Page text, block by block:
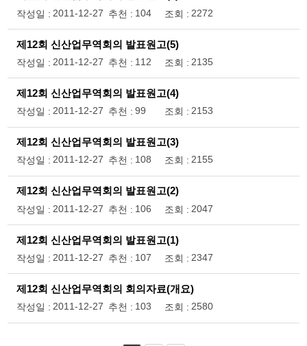
작성일 : 2011-12-27 추천 : 104 조회 : 2272
제12회 신산업무역회의 발표원고(5)
작성일 : 2011-12-27 추천 : 112 조회 : 2135
제12회 신산업무역회의 발표원고(4)
작성일 : 2011-12-27 추천 : 99 조회 : 2153
제12회 신산업무역회의 발표원고(3)
작성일 : 2011-12-27 추천 : 108 조회 : 2155
제12회 신산업무역회의 발표원고(2)
작성일 : 2011-12-27 추천 : 106 조회 : 2047
제12회 신산업무역회의 발표원고(1)
작성일 : 2011-12-27 추천 : 107 조회 : 2347
제12회 신산업무역회의 회의자료(개요)
작성일 : 2011-12-27 추천 : 103 조회 : 2580